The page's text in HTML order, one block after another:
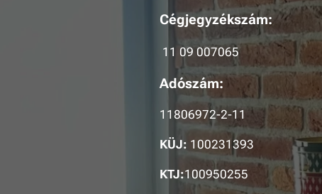
Cégjegyzékszám:
11 09 007065
Adószám:
11806972-2-11
KÜJ: 100231393
KTJ:100950255